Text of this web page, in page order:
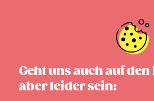
Geht uns auch auf den
aber leider sein:
Da mittlerweile in einigen